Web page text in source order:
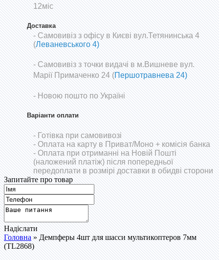
12міс
Доставка
- Самовивіз з офісу в Києві вул.Тетянинська 4
(Леваневського 4)
- Самовивіз з точки видачі в м.Вишневе вул.
Марії Примаченко 24 (Першотравнева 24)
- Новою пошто по Україні
Варіанти оплати
- Готівка при самовивозі
- Оплата на карту в Приват/Моно+ комісія банка
- Оплата при отриманні на Новій Пошті
(наложений платіж) після попередньої
передоплати в розмірі доставки в обидві сторони
Запитайте про товар
Надіслати
Головна» Демпферы 4шт для шасси мультикоптеров 7мм
(TL2868)